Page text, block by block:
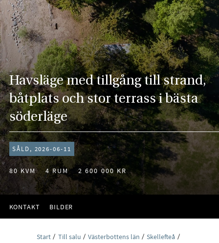
Havsläge med tillgång till strand,
båtplats och stor terrass i bästa
söderläge
SÅLD, 2026-06-11
80 KVM 4 RUM 2 600 000 KR
KONTAKT BILDER
Start Till salu Västerbottens län
Skellefteå